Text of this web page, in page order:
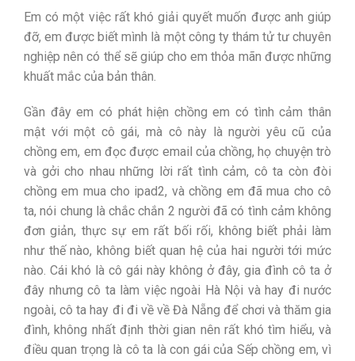
Em có một việc rất khó giải quyết muốn được anh giúp
đỡ, em được biết mình là một công ty thám tử tư chuyên
nghiệp nên có thể sẽ giúp cho em thỏa mãn được những
khuất mắc của bản thân.
Gần đây em có phát hiện chồng em có tình cảm thân
mật với một cô gái, mà cô này là người yêu cũ của
chồng em, em đọc được email của chồng, họ chuyện trò
và gởi cho nhau những lời rất tình cảm, cô ta còn đòi
chồng em mua cho ipad2, và chồng em đã mua cho cô
ta, nói chung là chắc chắn 2 người đã có tình cảm không
đơn giản, thực sự em rất bối rối, không biết phải làm
như thế nào, không biết quan hệ của hai người tới mức
nào. Cái khó là cô gái này không ở đây, gia đình cô ta ở
đây nhưng cô ta làm việc ngoài Hà Nội và hay đi nước
ngoài, cô ta hay đi đi về về Đà Nẵng để chơi và thăm gia
đình, không nhất định thời gian nên rất khó tìm hiểu, và
điều quan trọng là cô ta là con gái của Sếp chồng em, vì